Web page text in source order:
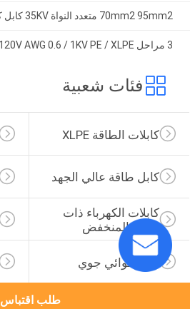
70mm2 95mm2 متعدد النواة 35KV كابل كهربائي هوائي
3 مراحل 120V AWG 0.6 / 1KV PE / XLPE كابل معزول هوائي
فئات شعبية
كابلات الطاقة XLPE
كابل طاقة عالي الجهد
كابلات الكهرباء ذات
الجهد المنخفض
كابل هوائي جوي
طلب اقتباس